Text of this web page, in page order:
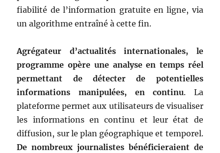
fiabilité de l’information gratuite en ligne, via
un algorithme entraîné à cette fin.
Agrégateur d’actualités internationales, le
programme opère une analyse en temps réel
permettant de détecter de potentielles
informations manipulées, en continu. La
plateforme permet aux utilisateurs de visualiser
les informations en continu et leur état de
diffusion, sur le plan géographique et temporel.
De nombreux journalistes bénéficieraient de